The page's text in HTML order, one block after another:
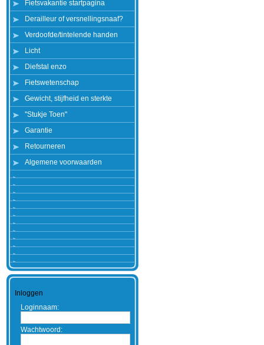
Fietsvakantie startpagina
Derailleur of versnellingsnaaf?
Verdoofde/tintelende handen
Licht
Diefstal enzo
Fietswetenschap
Gewicht, stijfheid en sterkte
"Stukje Toen"
Garantie
Retourneren
Algemene voorwaarden
Inloggen
Loginnaam:
Wachtwoord: